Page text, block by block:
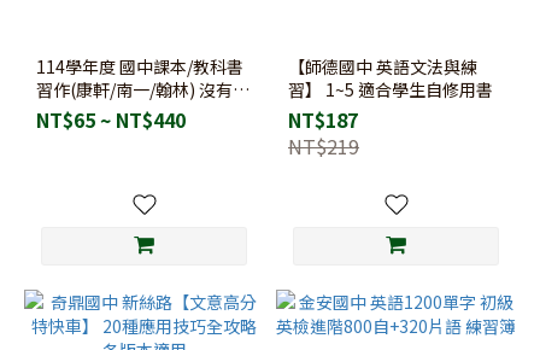
114學年度 國中課本/教科書
習作(康軒/南一/翰林) 沒有附
解答 | 7-9年級全科
NT$65 ~ NT$440
【師德國中 英語文法與練
習】 1~5 適合學生自修用書
NT$187
NT$219